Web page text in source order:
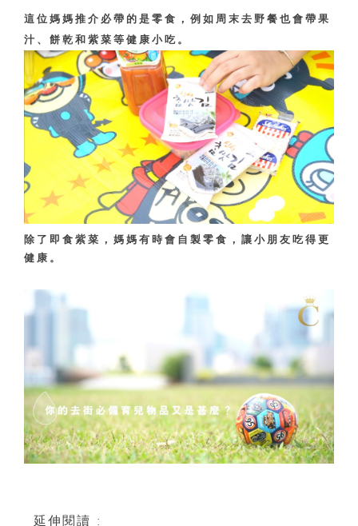
這位媽媽推介必帶的是零食，例如周末去野餐也會帶果
汁、餅乾和紫菜等健康小吃。
除了即食紫菜，媽媽有時會自製零食，讓小朋友吃得更
健康。
延伸閱讀 :